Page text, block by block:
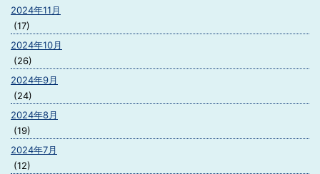
2024年11月
(17)
2024年10月
(26)
2024年9月
(24)
2024年8月
(19)
2024年7月
(12)